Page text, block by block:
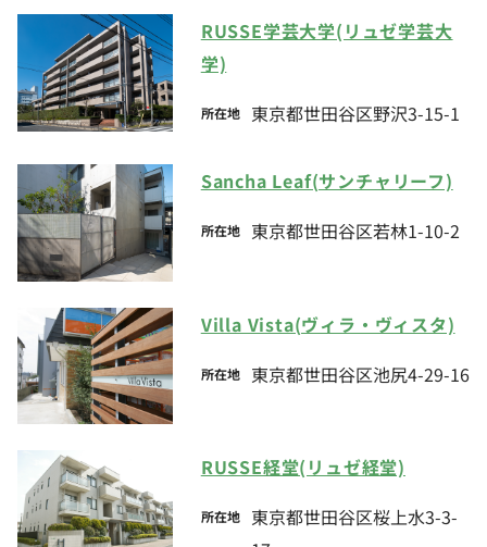
RUSSE学芸大学(リュゼ学芸大
学)
所在地 東京都世田谷区野沢3-15-1
Sancha Leaf(サンチャリーフ)
所在地 東京都世田谷区若林1-10-2
Villa Vista(ヴィラ・ヴィスタ)
所在地 東京都世田谷区池尻4-29-16
RUSSE経堂(リュゼ経堂)
所在地
東京都世田谷区桜上水3-3-